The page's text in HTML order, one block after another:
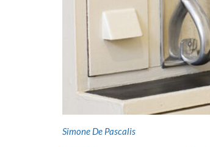
Simone De Pascalis